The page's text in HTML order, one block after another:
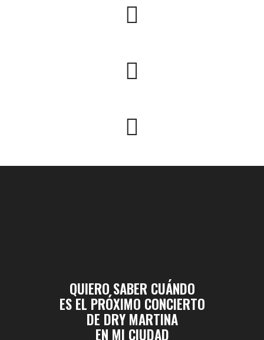
QUIERO SABER CUÁNDO
ES EL PRÓXIMO CONCIERTO
DE DRY MARTINA
EN MI CIUDAD